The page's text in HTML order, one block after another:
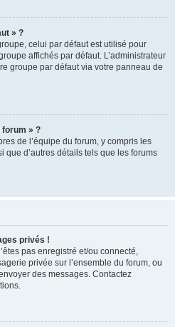
» ?
celui par défaut est utilisé pour
affichés par défaut. L’administrateur
groupe par défaut via votre panneau de
forum » ?
de l’équipe du forum, y compris les
que d’autres détails tels que les forums
privés !
pas enregistré et/ou connecté,
privée sur l’ensemble du forum, ou
des messages. Contactez